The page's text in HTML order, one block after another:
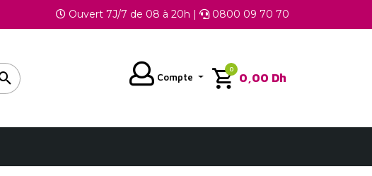
Ouvert 7J/7 de 08 à 20h | 0800 09 70 70
Compte 0,00 Dh
0